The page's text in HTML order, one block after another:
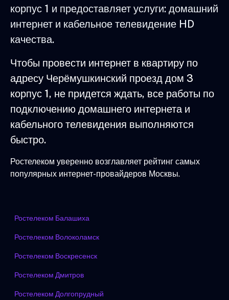
корпус 1 и предоставляет услуги: домашний
интернет и кабельное телевидение HD
качества.
Чтобы провести интернет в квартиру по
адресу Черёмушкинский проезд дом 3
корпус 1, не придется ждать, все работы по
подключению домашнего интернета и
кабельного телевидения выполняются
быстро.
Ростелеком уверенно возглавляет рейтинг самых
популярных интернет-провайдеров Москвы.
Ростелеком Балашиха
Ростелеком Волоколамск
Ростелеком Воскресенск
Ростелеком Дмитров
Ростелеком Долгопрудный